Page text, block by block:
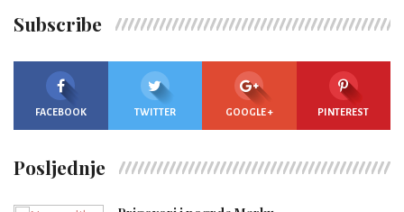
Subscribe
FACEBOOK TWITTER GOOGLE + PINTEREST
Posljednje